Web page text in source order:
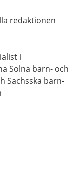
redaktionen
i
Solna barn- och
Sachsska barn-